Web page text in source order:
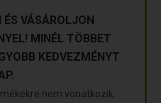
VÁSÁROLJON
MINÉL TÖBBET
KEDVEZMÉNYT
nem vonatkozik.